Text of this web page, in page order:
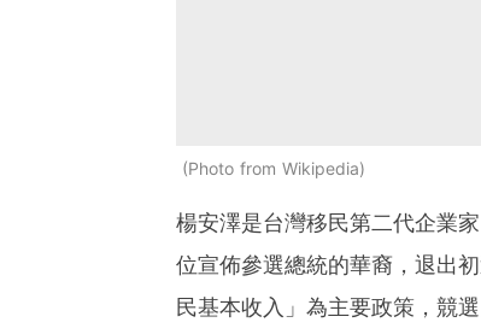
Photo from Wikipedia
楊安澤是台灣移民第二代企業
位宣佈參選總統的華裔，退出
民基本收入」為主要政策，競